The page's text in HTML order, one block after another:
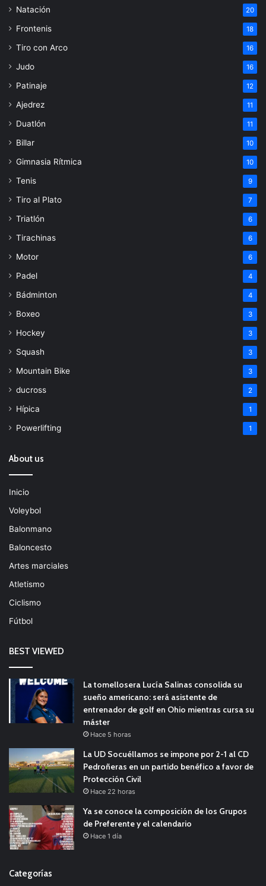
Natación 20
Frontenis 18
Tiro con Arco 16
Judo 16
Patinaje 12
Ajedrez 11
Duatlón 11
Billar 10
Gimnasia Rítmica 10
Tenis 9
Tiro al Plato 7
Triatlón 6
Tirachinas 6
Motor 6
Padel 4
Bádminton 4
Boxeo 3
Hockey 3
Squash 3
Mountain Bike 3
ducross 2
Hípica 1
Powerlifting 1
About us
Inicio
Voleybol
Balonmano
Baloncesto
Artes marciales
Atletismo
Ciclismo
Fútbol
BEST VIEWED
La tomellosera Lucía Salinas consolida su
sueño americano: será asistente de
entrenador de golf en Ohio mientras cursa su
máster
Hace 5 horas
La UD Socuéllamos se impone por 2-1 al CD
Pedroñeras en un partido benéfico a favor de
Protección Civil
Hace 22 horas
Ya se conoce la composición de los Grupos
de Preferente y el calendario
Hace 1 día
Categorías